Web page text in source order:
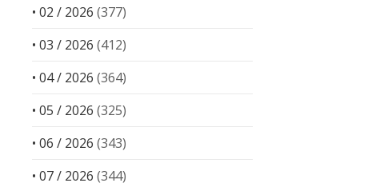
• 02 / 2026 (377)
• 03 / 2026 (412)
• 04 / 2026 (364)
• 05 / 2026 (325)
• 06 / 2026 (343)
• 07 / 2026 (344)